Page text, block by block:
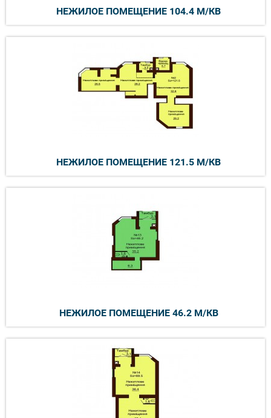
НЕЖИЛОЕ ПОМЕЩЕНИЕ 104.4 М/КВ
НЕЖИЛОЕ ПОМЕЩЕНИЕ 121.5 М/КВ
НЕЖИЛОЕ ПОМЕЩЕНИЕ 46.2 М/КВ